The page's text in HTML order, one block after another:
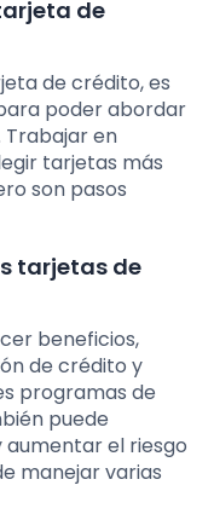
de
de crédito, es
poder abordar
en
tarjetas más
son pasos
tarjetas de
beneficios,
de crédito y
programas de
puede
el riesgo
manejar varias